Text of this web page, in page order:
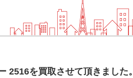
2516を買取させて頂きました。